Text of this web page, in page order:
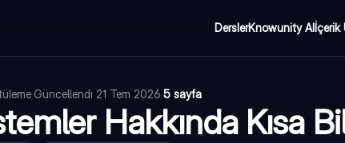
DerslerKnowunity AIİçerik
·Güncellendi 21 Tem 2026·5 sayfa
Hakkında Kısa